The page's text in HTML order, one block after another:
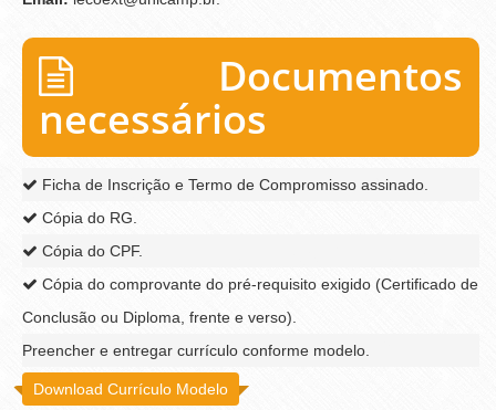
Documentos
necessários
Ficha de Inscrição e Termo de Compromisso assinado.
Cópia do RG.
Cópia do CPF.
Cópia do comprovante do pré-requisito exigido (Certificado de
Conclusão ou Diploma, frente e verso).
Preencher e entregar currículo conforme modelo.
Download Currículo Modelo